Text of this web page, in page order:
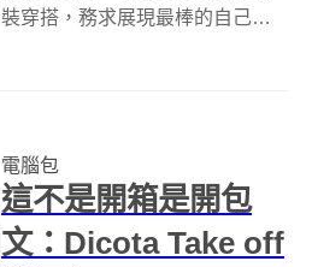
裝穿搭，務求展現最棒的自己，
人，拎著一咖你不愛的包，才不
是你的行事風格。M...
電腦包
這不是開箱是開包
文：Dicota Take off